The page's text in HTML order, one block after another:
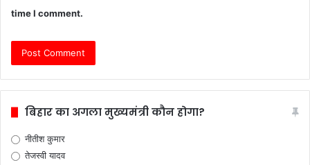
time I comment.
बिहार का अगला मुख्यमंत्री कौन होगा?
नीतीश कुमार
तेजस्वी यादव